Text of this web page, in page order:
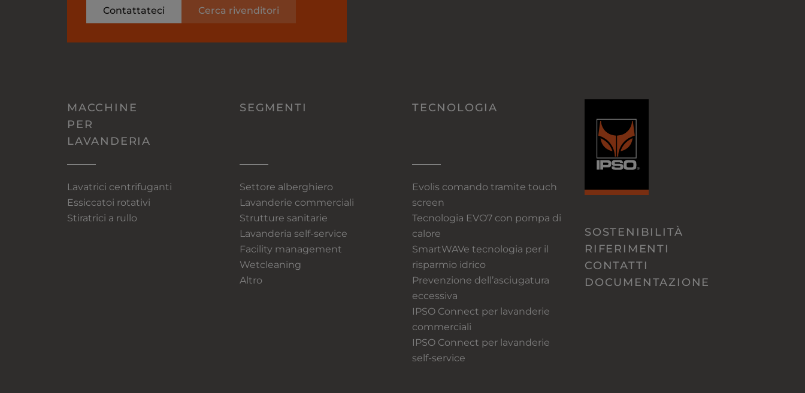
Contattateci Cerca rivenditori
MACCHINE
PER
LAVANDERIA
Lavatrici centrifuganti
Essiccatoi rotativi
Stiratrici a rullo
SEGMENTI
Settore alberghiero
Lavanderie commerciali
Strutture sanitarie
Lavanderia self-service
Facility management
Wetcleaning
Altro
TECNOLOGIA
Evolis comando tramite touch
screen
Tecnologia EVO7 con pompa di
calore
SmartWAVe tecnologia per il
risparmio idrico
Prevenzione dell’asciugatura
eccessiva
IPSO Connect per lavanderie
commerciali
IPSO Connect per lavanderie
self-service
SOSTENIBILITÀ
RIFERIMENTI
CONTATTI
DOCUMENTAZIONE